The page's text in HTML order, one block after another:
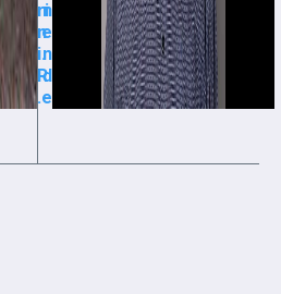
ri
n
i.
R
.
n
e
n
d
e